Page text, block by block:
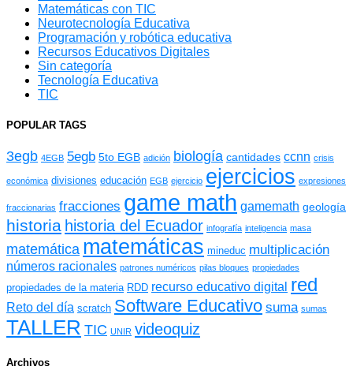
Matemáticas con TIC
Neurotecnología Educativa
Programación y robótica educativa
Recursos Educativos Digitales
Sin categoría
Tecnología Educativa
TIC
POPULAR TAGS
3egb 4EGB 5egb 5to EGB adición biología cantidades ccnn crisis
económica divisiones educación EGB ejercicio ejercicios expresiones
fraccionarias fracciones game math gamemath geología
historia historia del Ecuador infografía inteligencia masa
matemática matemáticas mineduc multiplicación
números racionales patrones numéricos pilas bloques propiedades
propiedades de la materia RDD recurso educativo digital red
Reto del día scratch Software Educativo suma sumas
TALLER TIC UNIR videoquiz
Archivos